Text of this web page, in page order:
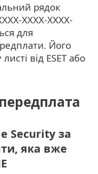
рядок
XXXX-XXXX-
для
Його
від ESET або
Security за
яка вже